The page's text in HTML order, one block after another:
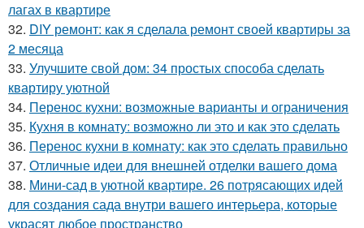
лагах в квартире
32. DIY ремонт: как я сделала ремонт своей квартиры за
2 месяца
33. Улучшите свой дом: 34 простых способа сделать
квартиру уютной
34. Перенос кухни: возможные варианты и ограничения
35. Кухня в комнату: возможно ли это и как это сделать
36. Перенос кухни в комнату: как это сделать правильно
37. Отличные идеи для внешней отделки вашего дома
38. Мини-сад в уютной квартире. 26 потрясающих идей
для создания сада внутри вашего интерьера, которые
украсят любое пространство